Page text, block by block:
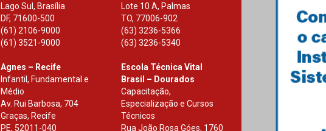
Lago Sul, Brasília
DF, 71600-500
(61) 2106-9000
(61) 3521-9000
Lote 10 A, Palmas
TO, 77006-902
(63) 3236-5366
(63) 3236-5340
Agnes – Recife
Infantil, Fundamental e
Médio
Av. Rui Barbosa, 704
Graças, Recife
PE, 52011-040
Escola Técnica Vital
Brasil – Dourados
Capacitação,
Especialização e Cursos
Técnicos
Rua João Rosa Góes, 1760